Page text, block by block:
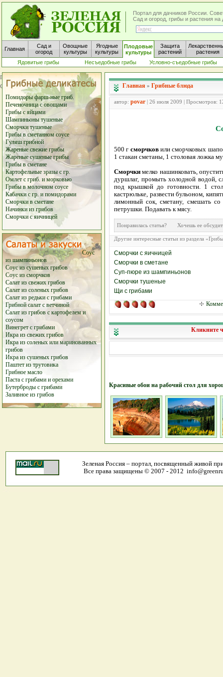
Портал для дачников России.
Сад и огород, грибы и растения
Главная
Сад и
огород
Овощные
культуры
Ягодные
культуры
Плодовые
культуры
Защита
растений
растения
Ядовитые грибы
Несъедобные грибы Условно-съедобные грибы
Помидоры фарш-ные гриб.
Печеночница с овощами
Грибы с яйцами
Шампиньоны тушеные
Сморчки тушеные
Грибы в сметанном соусе
Гуляш грибной
Жареные свежие грибы
Жареные сушеные грибы
Грибы в сметане
Картофельные зразы с гр.
Омлет с гриб. и морковью
Грибы в молочном соусе
Кабачки с гр. и помидорами
Сморчки в сметане
Начинки из грибов
Сморчки с яичницей
Соус
из шампиньонов
Соус из сушеных грибов
Соус из сморчков
Салат из свежих грибов
Салат из соленых грибов
Салат из редьки с грибами
Грибной салат с ветчиной
Салат из грибов с картофелем и
соусом
Винегрет с грибами
Икра из свежих грибов
Икра из соленых или маринованных
грибов
Икра из сушеных грибов
Паштет из трутовика
Грибное масло
Паста с грибами и орехами
Бутерброды с грибами
Заливное из грибов
Главная » Грибные блюда
автор: povar | 26 июля 2009 | Просмотров:
500 г сморчковили сморчковых
1 стакан сметаны, 1 столовая ложка
Сморчки мелко нашинковать,
дуршлаг, промыть холодной водой,
под крышкой до готовности. 1
кастрюльке, развести бульоном,
лимонный сок, сметану, смешать со
петрушки. Подавать к мясу.
Понравилась статья? Хочешь ее
Другие интересные статьи из раздела
Сморчки с яичницей
Сморчки в сметане
Суп-пюре из шампиньонов
Сморчки тушеные
Щи с грибами
Кликните
Красивые обои на рабочий стол для
Зеленая Россия – портал, посвященный живой
Все права защищены © 2007 - 2012